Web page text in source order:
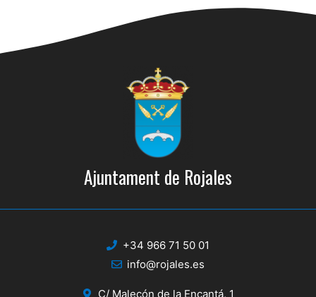
Ajuntament de Rojales
+34 966 71 50 01
info@rojales.es
C/ Malecón de la Encantá, 1